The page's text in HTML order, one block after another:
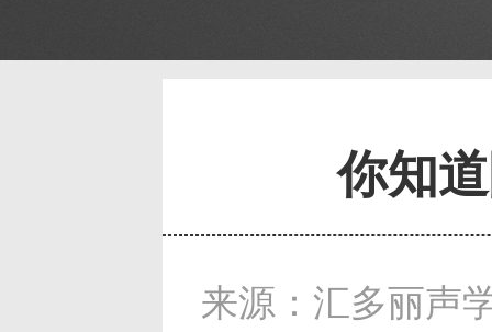
你知
来源：汇多丽声